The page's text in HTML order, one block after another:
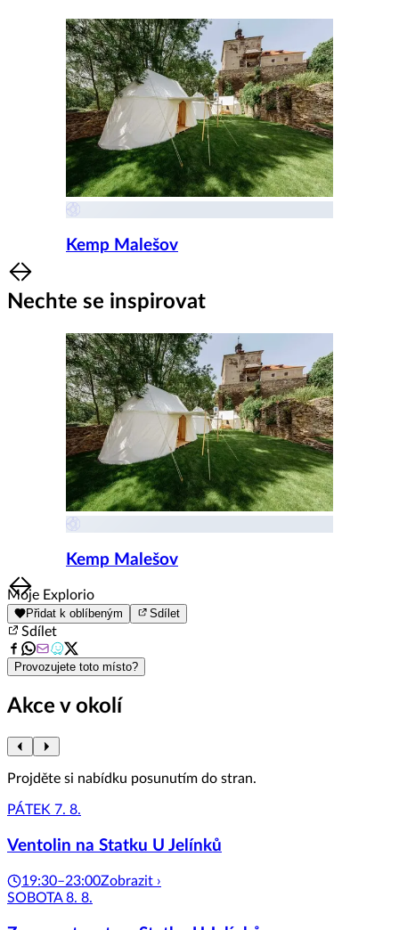
Kemp Malešov
Item
1
of
Nechte se inspirovat
Kemp Malešov
Item
1
of
8
Moje Explorio
Přidat k oblíbeným Sdílet
Sdílet
Provozujete toto místo?
Akce v okolí
Projděte si nabídku posunutím do stran.
PÁTEK 7. 8.
Ventolin na Statku U Jelínků
19:30–23:00Zobrazit ›
SOBOTA 8. 8.